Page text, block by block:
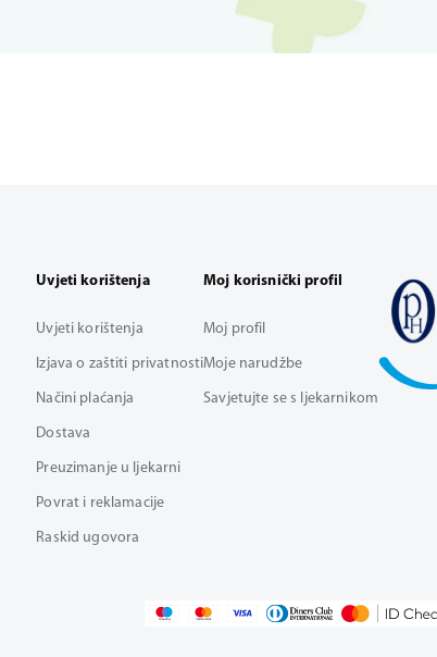
Uvjeti korištenja
Uvjeti korištenja
Izjava o zaštiti privatnosti
Načini plaćanja
Dostava
Preuzimanje u ljekarni
Povrat i reklamacije
Raskid ugovora
Moj korisnički profil
Moj profil
Moje narudžbe
Savjetujte se s ljekarnikom